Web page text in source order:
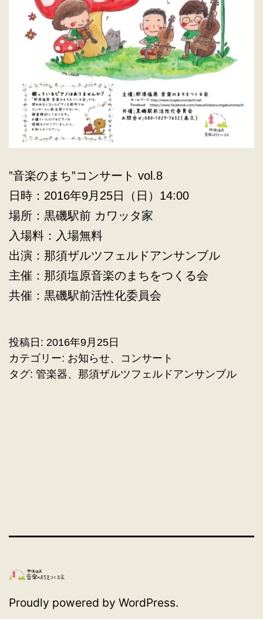
”音楽のまち”コンサート vol.8
日時：2016年9月25日（日）14:00
場所：黒磯駅前 カワッタ家
入場料：入場無料
出演：那須ザルツフェルドアンサンブル
主催：那須塩原音楽のまちをつくる会
共催：黒磯駅前活性化委員会
投稿日: 2016年9月25日
カテゴリー: お知らせ、 コンサート
タグ: 管楽器、 那須ザルツフェルドアンサンブル
Proudly powered by WordPress.